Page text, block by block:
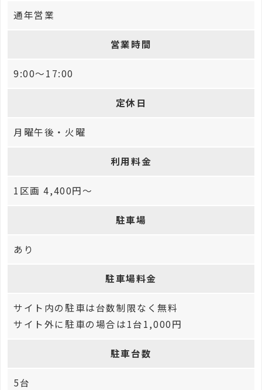
通年営業
営業時間
9:00～17:00
定休日
月曜午後・火曜
利用料金
1区画 4,400円〜
駐車場
あり
駐車場料金
サイト内の駐車は台数制限なく無料
サイト外に駐車の場合は1台1,000円
駐車台数
5台